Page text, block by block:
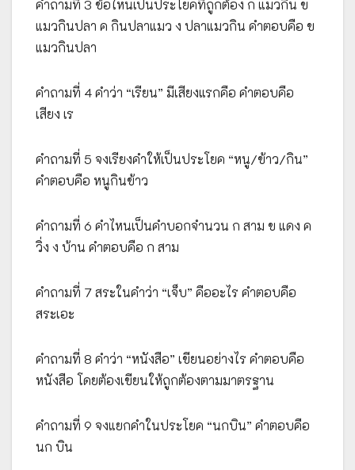
คำถามที่ 3 ข้อไหนเป็นประโยคที่ถูกต้อง ก แมวกิน ข
แมวกินปลา ค กินปลาแมว ง ปลาแมวกิน คำตอบคือ ข
แมวกินปลา
คำถามที่ 4 คำว่า “เรียน” มีเสียงแรกคือ คำตอบคือ
เสียง เร
คำถามที่ 5 จงเรียงคำให้เป็นประโยค “หนู/ข้าว/กิน”
คำตอบคือ หนูกินข้าว
คำถามที่ 6 คำไหนเป็นคำบอกจำนวน ก สาม ข แดง ค
วิ่ง ง บ้าน คำตอบคือ ก สาม
คำถามที่ 7 สระในคำว่า “เจ็บ” คืออะไร คำตอบคือ
สระเอะ
คำถามที่ 8 คำว่า “หนังสือ” เขียนอย่างไร คำตอบคือ
หนังสือ โดยต้องเขียนให้ถูกต้องตามมาตรฐาน
คำถามที่ 9 จงแยกคำในประโยค “นกบิน” คำตอบคือ
นก บิน